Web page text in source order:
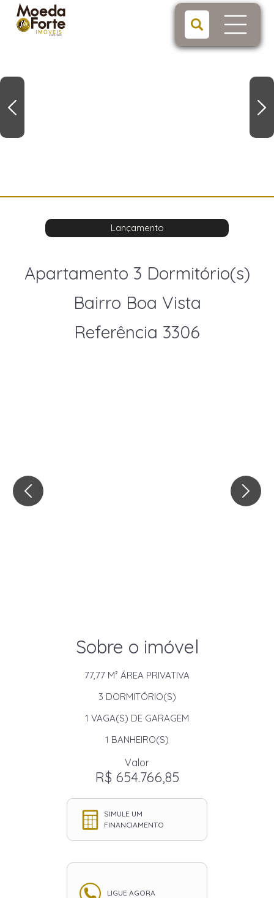
Lançamento
Apartamento 3 Dormitório(s)
Bairro Boa Vista
Referência 3306
Sobre o imóvel
77,77 M² ÁREA PRIVATIVA
3 DORMITÓRIO(S)
1 VAGA(S) DE GARAGEM
1 BANHEIRO(S)
Valor
R$ 654.766,85
SIMULE UM
FINANCIAMENTO
LIGUE AGORA